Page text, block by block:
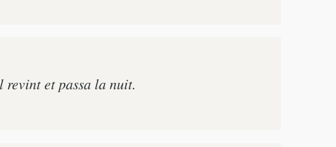
revint et passa la nuit.